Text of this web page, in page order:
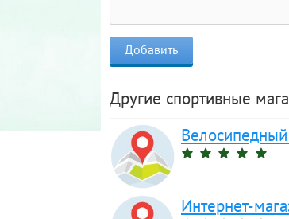
Другие спортивные
Велосипедный
Интернет-